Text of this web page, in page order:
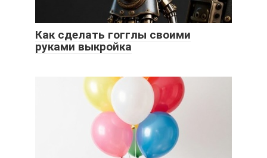
Как сделать гогглы своими
руками выкройка